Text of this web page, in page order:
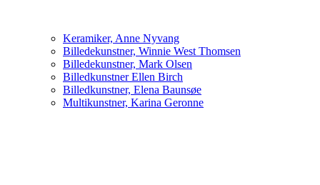
Keramiker, Anne Nyvang
Billedekunstner, Winnie West Thomsen
Billedekunstner, Mark Olsen
Billedkunstner Ellen Birch
Billedkunstner, Elena Baunsøe
Multikunstner, Karina Geronne